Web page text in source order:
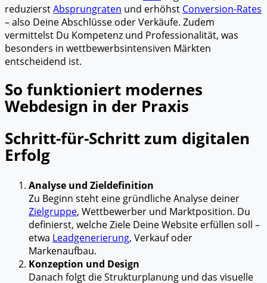
reduzierstAbsprungraten und erhöhst Conversion-Rates
– also Deine Abschlüsse oder Verkäufe. Zudem
vermittelst Du Kompetenz und Professionalität, was
besonders in wettbewerbsintensiven Märkten
entscheidend ist.
So funktioniert modernes
Webdesign in der Praxis
Schritt-für-Schritt zum digitalen
Erfolg
Analyse und Zieldefinition
Zu Beginn steht eine gründliche Analyse deiner
Zielgruppe, Wettbewerber und Marktposition. Du
definierst, welche Ziele Deine Website erfüllen soll –
etwa Leadgenerierung, Verkauf oder
Markenaufbau.
Konzeption und Design
Danach folgt die Strukturplanung und das visuelle